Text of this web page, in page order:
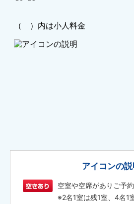
アイコンの説
空室や空席がありご予約
※2名1室は残1室、4名1